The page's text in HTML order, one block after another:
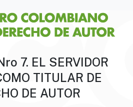
7. EL SERVIDOR
TITULAR DE
DE AUTOR